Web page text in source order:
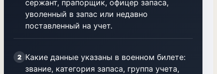
сержант, прапорщик, офицер запаса,
уволенный в запас или недавно
поставленный на учет.
2 Какие данные указаны в военном билете:
звание, категория запаса, группа учета,